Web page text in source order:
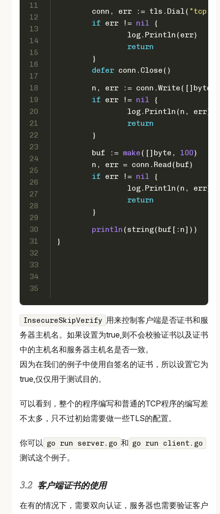
11
12
13
14
15
16
17
18
19
20
21
22
23
24
25
26
27
28
29
30
31
32
33
34
35
	conn, err := tls.Dial(
"tcp"
if err != nil {
		log.Println(err)
return
	}
defer conn.Close()
	n, err := conn.Write([]
byte
if err != nil {
		log.Println(n, err)
return
	}
	buf :=
make ([] byte , 100)
	n, err = conn.Read(buf)
if err != nil {
		log.Println(n, err)
return
	}
println (string(buf[:n]))
}
InsecureSkipVerify 用来控制客户端是否证书和服
务器主机名。如果设置为true,则不会校验证书以及证书
中的主机名和服务器主机名是否一致。
因为在我们的例子中使用自签名的证书，所以设置它为
true,仅仅用于测试目的。
可以看到，整个的程序编写和普通的TCP程序的编写差
不太多，只不过初始需要做一些TLS的配置。
你可以 go run server.go 和 go run client.go
测试这个例子。
客户端证书的使用
在有的情况下，需要双向认证，服务器也需要验证客户